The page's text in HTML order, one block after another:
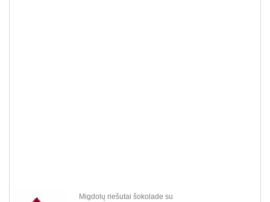
Migdolų riešutai šokolade su